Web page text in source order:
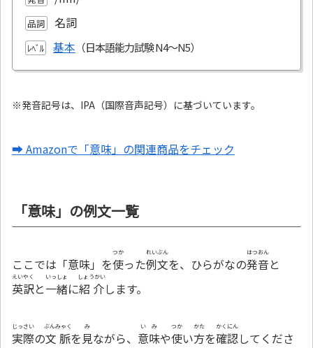
品詞 名詞
ﾚﾍﾞﾙ 基本
※発音記号は、IPA（国際音声記号）に基づいています。
➡ Amazonで「意味」の関連商品をチェック
「意味」の例文一覧
ここでは「意味」を使
つか
った例文
れいぶん
を、ひらがなの発音
はつおん
と
英訳
えいやく
と一緒
いっしょ
に紹介
しょうかい
します。
実際
じっさい
の文脈
ぶんみゃく
を見
み
ながら、 意味
いみ
や使
つか
い方
かた
を確認
かくにん
してくださ